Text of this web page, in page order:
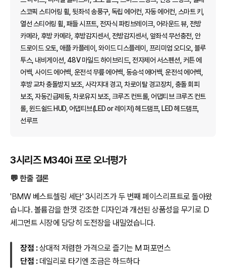
스코픽 스티어링 휠, 뒷좌석 송풍구, 독립 에어컨, 자동 에어컨, 스마트 키,
열선 스티어링 휠, 패들 시프트, 전자식 파킹브레이크, 어라운드 뷰, 전방
카메라, 후방 카메라, 후방감지센서, 전방감지센서, 앞좌석 무선충전, 안
드로이드 오토, 애플 카플레이, 와이드 디스플레이, 프리미엄 오디오, 블루
투스, 내비게이션, 48V 마일드 하이브리드, 전자제어 서스펜션, 커튼 에
어백, 사이드 에어백, 운전석 무릎 에어백, 동승석 에어백, 운전석 에어백,
후방 교차 충돌방지 보조, 사각지대 경고, 차로이탈 경고장치, 충돌 회피
보조, 자동긴급제동, 차로유지 보조, 크루즈 컨트롤, 어댑티브 크루즈 컨트
롤, 윈드쉴드 HUD, 어댑티브(LED or 레이저) 헤드램프, LED 헤드램프,
선루프
3시리즈 M340i 프로 오너평가
💬 한줄 결론
'BMW 베스트셀링 세단' 3시리즈가 두 번째 페이스리프트로 돌아왔
습니다. 볼륨감을 한껏 강조한 디자인과 개선된 상품성을 무기로 D
세그먼트 시장에 당당히 도전장을 내밀었습니다.
장점 :상대적 저렴한 가격으로 즐기는 M 퍼포먼스
단점 : 데일리로 타기엔 조금은 하드하다